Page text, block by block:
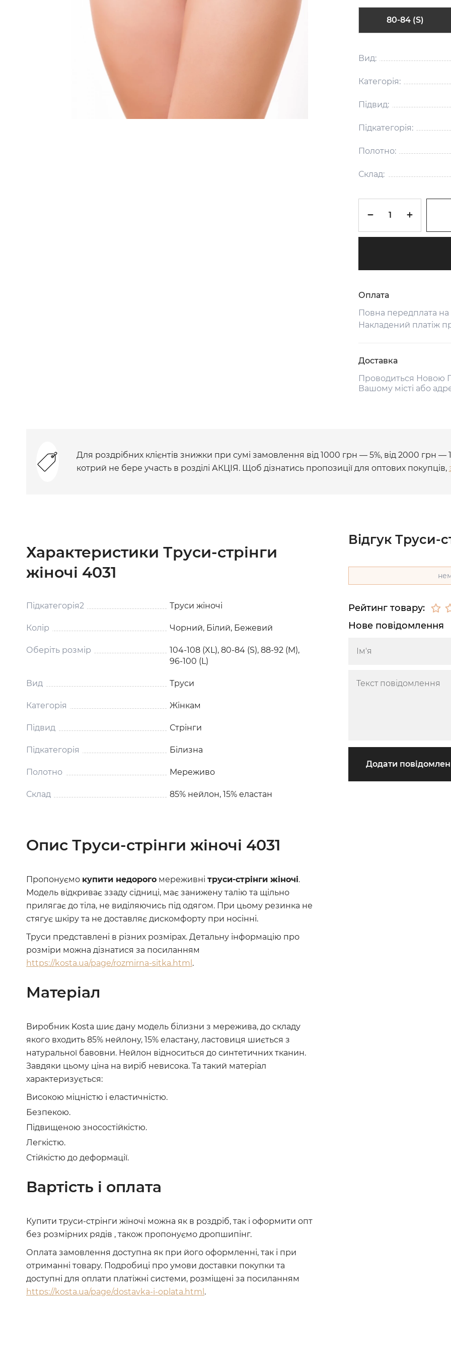
80-84 (S)
Вид:
Категорія:
Підвид:
Підкатегорія:
Полотно:
Склад:
Оплата
Повна передплата
Накладений платіж
Доставка
Проводиться Новою
Вашому місті або
Для роздрібних клієнтів знижки при сумі замовлення від 1000 грн — 5%, від 2000 грн —
котрий не бере участь в розділі АКЦІЯ. Щоб дізнатись пропозиції для оптових покупців,
Характеристики Труси-стрінги
жіночі 4031
Підкатегорія2 Труси жіночі
Колір Чорний, Білий, Бежевий
Оберіть розмір
104-108 (XL), 80-84 (S), 88-92 (M),
96-100 (L)
Вид Труси
Категорія Жінкам
Підвид Стрінги
Підкатегорія Білизна
Полотно Мереживо
Склад 85% нейлон, 15% еластан
Опис Труси-стрінги жіночі 4031
Пропонуємо купити недорого мереживні труси-стрінги жіночі.
Модель відкриває ззаду сідниці, має занижену талію та щільно
прилягає до тіла, не виділяючись під одягом. При цьому резинка не
стягує шкіру та не доставляє дискомфорту при носінні.
Труси представлені в різних розмірах. Детальну інформацію про
розміри можна дізнатися за посиланням
https://kosta.ua/page/rozmirna-sitka.html .
Матеріал
Виробник Kosta шиє дану модель білизни з мережива, до складу
якого входить 85% нейлону, 15% еластану, ластовиця шиється з
натуральної бавовни. Нейлон відноситься до синтетичних тканин.
Завдяки цьому ціна на виріб невисока. Та такий матеріал
характеризується:
Високою міцністю і еластичністю.
Безпекою.
Підвищеною зносостійкістю.
Легкістю.
Стійкістю до деформації.
Вартість і оплата
Купити труси-стрінги жіночі можна як в роздріб, так і оформити опт
без розмірних рядів , також пропонуємо дропшипінг.
Оплата замовлення доступна як при його оформленні, так і при
отриманні товару. Подробиці про умови доставки покупки та
доступні для оплати платіжні системи, розміщені за посиланням
https://kosta.ua/page/dostavka-i-oplata.html .
Відгук Труси-
Рейтинг товару:
Нове повідомлення
Додати